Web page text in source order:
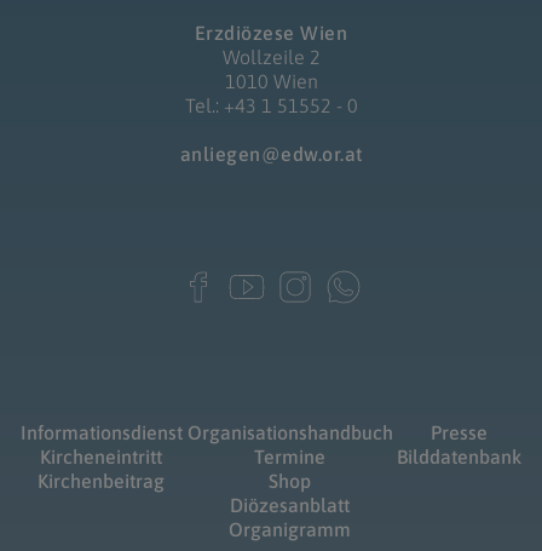
Erzdiözese Wien
Wollzeile 2
1010 Wien
Tel.: +43 1 51552 - 0
anliegen@edw.or.at
Informationsdienst
Kircheneintritt
Kirchenbeitrag
Organisationshandbuch
Termine
Shop
Diözesanblatt
Organigramm
Presse
Bilddatenbank